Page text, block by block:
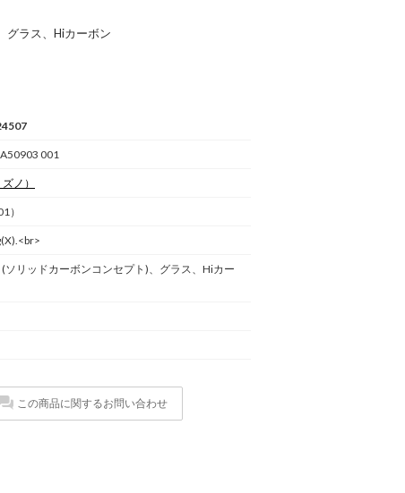
グラス、Hiカーボン
001
ズノ）
）
ソリッドカーボンコンセプト)、グラス、Hiカー
この商品に関するお問い合わせ